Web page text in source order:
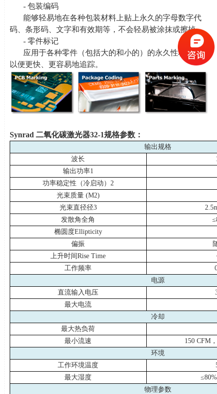
- 包装编码
能够轻易地在各种包装材料上贴上永久的字母数字代
码、条形码、文字和有效期等，不会轻易被涂抹或擦掉。
- 零件标记
应用于各种零件（包括大的和小的）的永久性标记，
以便更快、更容易地追踪。
Synrad 二氧化碳激光器32-1规格参数：
输出规格
波长
输出功率1
功率稳定性（冷启动 ） 2
光束质量(M2)
光束直径径3
发散角全角
≤
椭圆度Ellipticity
偏振
上升时间Rise Time
工作频率
电源
直流输入电压
最大电流
冷却
最大热负荷
最小流速
150 CFM
环境
工作环境温度
最大湿度
≤
物理参数